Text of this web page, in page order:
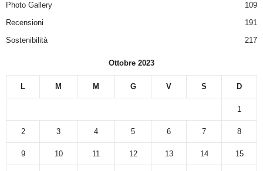
Photo Gallery
109
Recensioni
191
Sostenibilità
217
Ottobre 2023
L M M G V S D
1
2 3 4 5 6 7 8
9 10 11 12 13 14 15